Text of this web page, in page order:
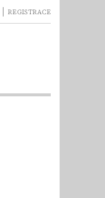
| REGISTRACE